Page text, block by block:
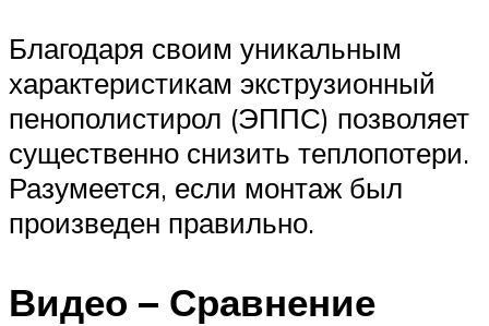
Благодаря своим уникальным
характеристикам экструзионный
пенополистирол (ЭППС) позволяет
существенно снизить теплопотери.
Разумеется, если монтаж был
произведен правильно.
Видео – Сравнение